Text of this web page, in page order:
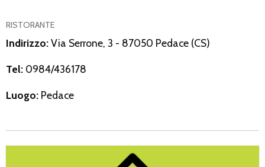
RISTORANTE
Indirizzo:Via Serrone, 3 - 87050 Pedace (CS)
Tel: 0984/436178
Luogo: Pedace